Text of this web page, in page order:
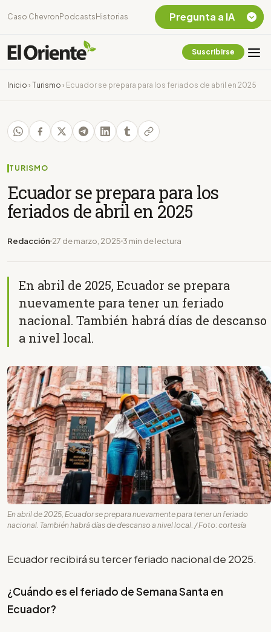
Caso Chevron Podcasts Historias
Suscribirse
Inicio › Turismo › Ecuador se prepara para los feriados de abril en 2025
TURISMO
Ecuador se prepara para los
feriados de abril en 2025
Redacción 27 de marzo, 2025 3 min de lectura
En abril de 2025, Ecuador se prepara
nuevamente para tener un feriado
nacional. También habrá días de descanso
a nivel local.
En abril de 2025, Ecuador se prepara nuevamente para tener un feriado
nacional. También habrá días de descanso a nivel local. / Foto: cortesía
Ecuador recibirá su tercer feriado nacional de 2025.
¿Cuándo es el feriado de Semana Santa en
Ecuador?
Pregunta a IA
Chevron Ecuador